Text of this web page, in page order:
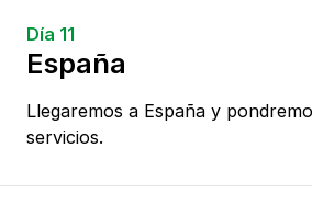
Día 11
España
Llegaremos a España y
servicios.